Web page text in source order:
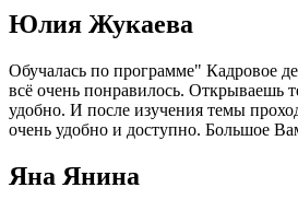
Юлия Жукаева
Обучалась по программе" Кадровое
всё очень понравилось. Открываешь
удобно. И после изучения темы
очень удобно и доступно. Большое
Яна Янина